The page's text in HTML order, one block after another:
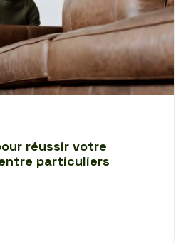
réussir votre
particuliers